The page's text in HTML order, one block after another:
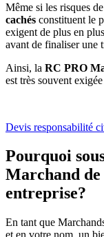
Même si les risques
cachés constituent le
exigent de plus en
avant de finaliser une
Ainsi, la RC PRO
est très souvent
Devis responsabilité
Pourquoi
Marchand de
entreprise?
En tant que